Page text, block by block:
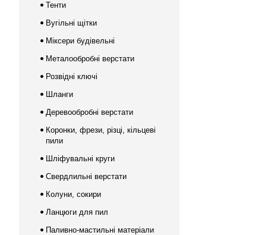
Тенти
Вугільні щітки
Міксери будівельні
Металообробні верстати
Розвідні ключі
Шланги
Деревообробні верстати
Коронки, фрези, різці, кільцеві
пили
Шліфувальні круги
Свердлильні верстати
Колуни, сокири
Ланцюги для пил
Паливно-мастильні матеріали